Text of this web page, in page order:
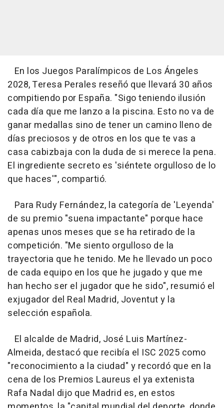
En los Juegos Paralímpicos de Los Ángeles
2028, Teresa Perales reseñó que llevará 30 años
compitiendo por España. "Sigo teniendo ilusión
cada día que me lanzo a la piscina. Esto no va de
ganar medallas sino de tener un camino lleno de
días preciosos y de otros en los que te vas a
casa cabizbaja con la duda de si merece la pena.
El ingrediente secreto es 'siéntete orgulloso de lo
que haces'", compartió.
Para Rudy Fernández, la categoría de 'Leyenda'
de su premio "suena impactante" porque hace
apenas unos meses que se ha retirado de la
competición. "Me siento orgulloso de la
trayectoria que he tenido. Me he llevado un poco
de cada equipo en los que he jugado y que me
han hecho ser el jugador que he sido", resumió el
exjugador del Real Madrid, Joventut y la
selección española.
El alcalde de Madrid, José Luis Martínez-
Almeida, destacó que recibía el ISC 2025 como
"reconocimiento a la ciudad" y recordó que en la
cena de los Premios Laureus el ya extenista
Rafa Nadal dijo que Madrid es, en estos